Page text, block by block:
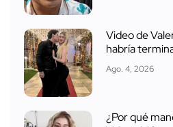
Video de
habría
Ago. 4, 2026
¿Por qué